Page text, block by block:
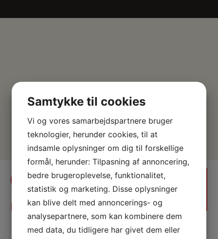
Samtykke til cookies
Vi og vores samarbejdspartnere bruger
teknologier, herunder cookies, til at
indsamle oplysninger om dig til forskellige
formål, herunder: Tilpasning af annoncering,
bedre brugeroplevelse, funktionalitet,
statistik og marketing. Disse oplysninger
kan blive delt med annoncerings- og
analysepartnere, som kan kombinere dem
med data, du tidligere har givet dem eller